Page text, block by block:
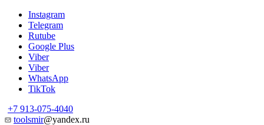
Instagram
Telegram
Rutube
Google Plus
Viber
Viber
WhatsApp
TikTok
+7 913-075-4040
toolsmir@yandex.ru